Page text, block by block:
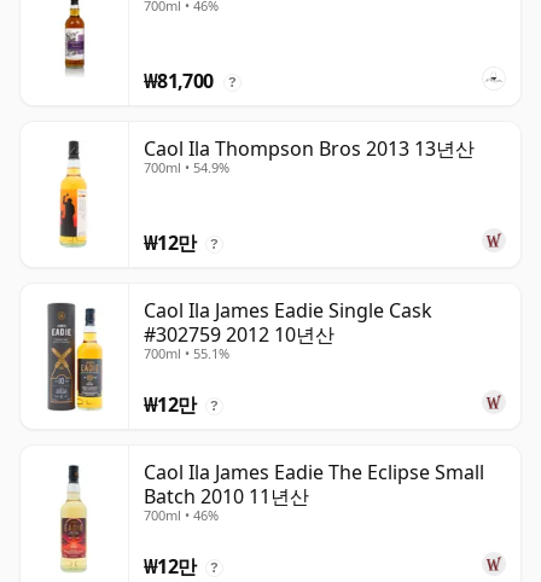
700ml • 46%
₩81,700 ?
Caol Ila Thompson Bros 2013 13년산
700ml • 54.9%
₩12만 ?
Caol Ila James Eadie Single Cask
#302759 2012 10년산
700ml • 55.1%
₩12만 ?
Caol Ila James Eadie The Eclipse Small
Batch 2010 11년산
700ml • 46%
₩12만 ?